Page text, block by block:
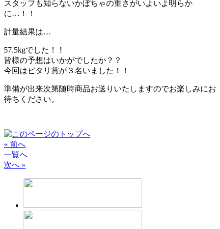
スタッフも知らないかぼちゃの重さがいよいよ明らか
に…！！
計量結果は…
57.5kgでした！！
皆様の予想はいかがでしたか？？
今回はピタリ賞が３名いました！！
準備が出来次第随時商品お送りいたしますのでお楽しみにお
待ちください。
« 前へ
一覧へ
次へ »